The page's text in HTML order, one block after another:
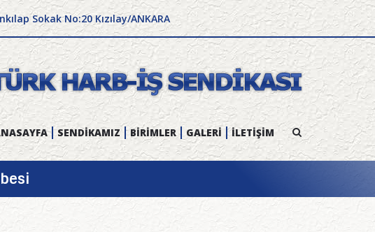
Sokak No:20 Kızılay/ANKARA
SENDİKAMIZ BİRİMLER GALERİ İLETİŞİM